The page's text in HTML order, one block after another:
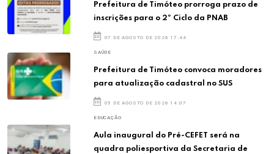
Prefeitura de Timóteo prorroga prazo de
inscrições para o 2º Ciclo da PNAB
07 DE AGOSTO DE 2026 17:44
SAÚDE
Prefeitura de Timóteo convoca moradores
para atualização cadastral no SUS
05 DE AGOSTO DE 2026 14:07
EDUCAÇÃO
Aula inaugural do Pré-CEFET será na
quadra poliesportiva da Secretaria de